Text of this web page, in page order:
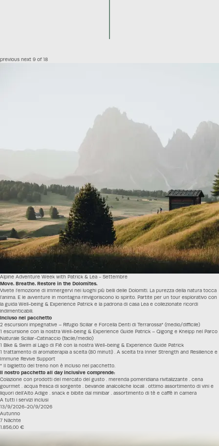
previous next 9 of 18
Alpine Adventure Week with Patrick & Lea - Settembre
Move. Breathe. Restore in the Dolomites.
Vivete l’emozione di immergervi nei luoghi più belli delle Dolomiti. La purezza della natura tocca
l’anima. E le avventure in montagna rinvigoriscono lo spirito. Partite per un tour esplorativo con
la guida Well-being & Experience Patrick e la padrona di casa Lea e collezionate ricordi
indimenticabili.
Incluso nel pacchetto
2 escursioni impegnative – Rifugio Sciliar e Forcella Denti di Terrarossa* (medio/difficile)
1 escursione con la nostra Well-being & Experience Guide Patrick – Qigong e Kneipp nel Parco
Naturale Sciliar-Catinaccio (facile/medio)
1 Bike & Swim al Lago di Fiè con la nostra Well-being & Experience Guide Patrick
1 trattamento di aromaterapia a scelta (80 minuti) . A scelta tra Inner Strength and Resilience e
Immune Revive Support
* Il biglietto del treno non è incluso nel pacchetto.
Il nostro pacchetto all day inclusive comprende:
Colazione con prodotti del mercato del gusto . merenda pomeridiana rivitalizzante . cena
gourmet . acqua fresca di sorgente . bevande analcoliche locali . ottimo assortimento di vini e
liquori dell’Alto Adige . snack e bibite dal minibar . assortimento di tè e caffè in camera
A tutti i servizi inclusi
13/9/2026-20/9/2026
Autunno
7 Nächte
1.856,00 €